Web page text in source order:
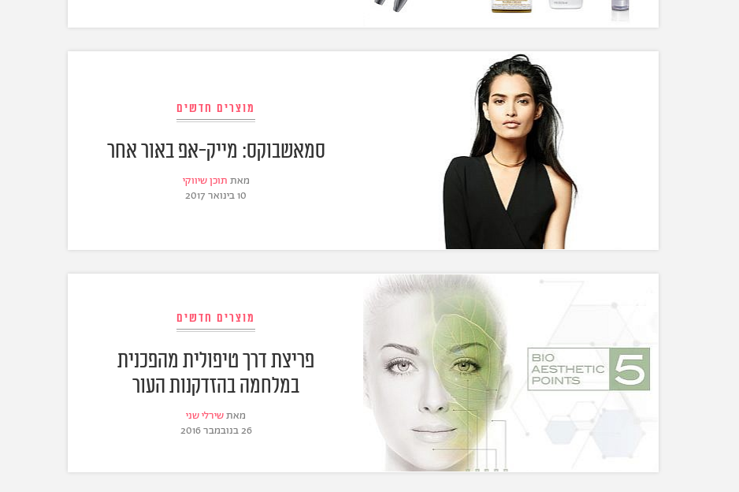
מוצרים חדשים
סמאשבוקס: מייק-אפ באור אחר
מאת תוכן שיווקי
10 בינואר 2017
מוצרים חדשים
פריצת דרך טיפולית מהפכנית
במלחמה בהזדקנות העור
מאתשירלי שני
26 בנובמבר 2016